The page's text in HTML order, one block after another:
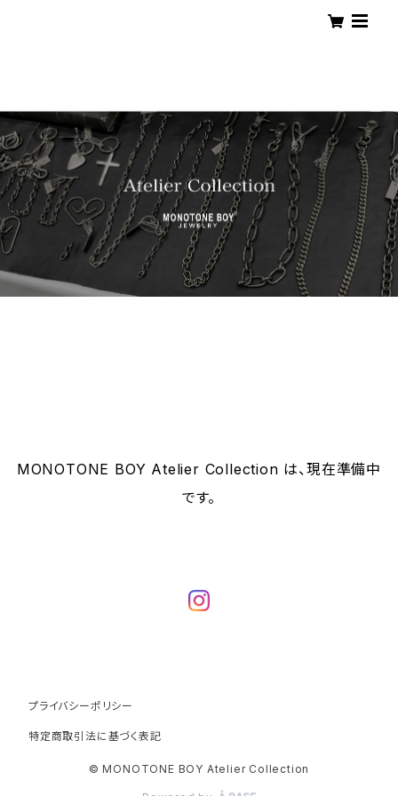
MONOTONE BOY Atelier Collection は、現在準備中
です。
プライバシーポリシー
特定商取引法に基づく表記
© MONOTONE BOY Atelier Collection